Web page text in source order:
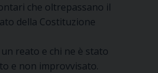
che oltrepassano il
della Costituzione
reato e chi ne è stato
e non improvvisato.